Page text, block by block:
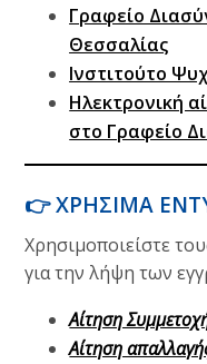
Γραφείο
Θεσσαλίας
Ινστιτούτο
Ηλεκτρονική
στο Γραφείο
👉ΧΡΗΣΙΜΑ
Χρησιμοποιείστε
για την λήψη των
Αίτηση
Αίτηση